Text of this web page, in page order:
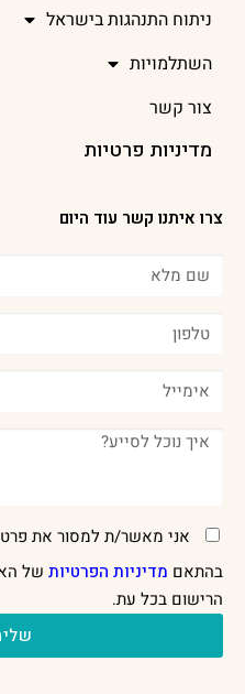
ניתוח התנהגות בישראל
השתלמויות
צור קשר
מדיניות פרטיות
צרו איתנו קשר עוד היום
אני מאשר/ת למסור את
בהתאם מדיניות הפרטיות של
הרישום בכל עת.